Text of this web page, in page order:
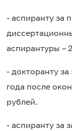
- аспиранту за
аспирантуры –
- докторанту
года после
рублей.
- аспиранту за